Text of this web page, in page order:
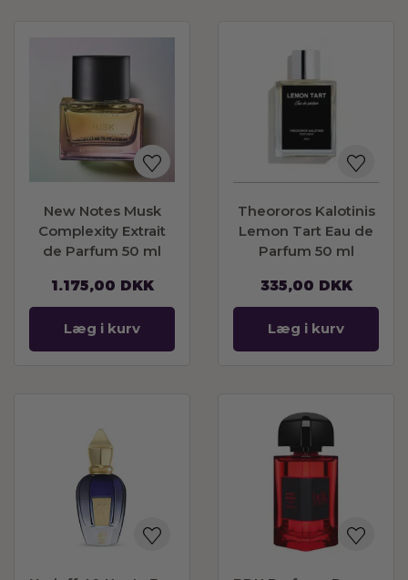
New Notes Musk
Complexity Extrait
de Parfum 50 ml
1.175,00 DKK
Læg i kurv
Theororos Kalotinis
Lemon Tart Eau de
Parfum 50 ml
335,00 DKK
Læg i kurv